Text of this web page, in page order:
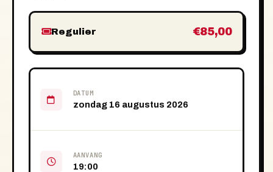
Regulier €85,00
DATUM
zondag 16 augustus 2026
AANVANG
19:00